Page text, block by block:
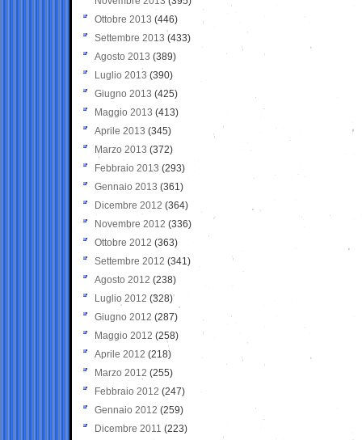
Ottobre 2013 (446)
Settembre 2013 (433)
Agosto 2013 (389)
Luglio 2013 (390)
Giugno 2013 (425)
Maggio 2013 (413)
Aprile 2013 (345)
Marzo 2013 (372)
Febbraio 2013 (293)
Gennaio 2013 (361)
Dicembre 2012 (364)
Novembre 2012 (336)
Ottobre 2012 (363)
Settembre 2012 (341)
Agosto 2012 (238)
Luglio 2012 (328)
Giugno 2012 (287)
Maggio 2012 (258)
Aprile 2012 (218)
Marzo 2012 (255)
Febbraio 2012 (247)
Gennaio 2012 (259)
Dicembre 2011 (223)